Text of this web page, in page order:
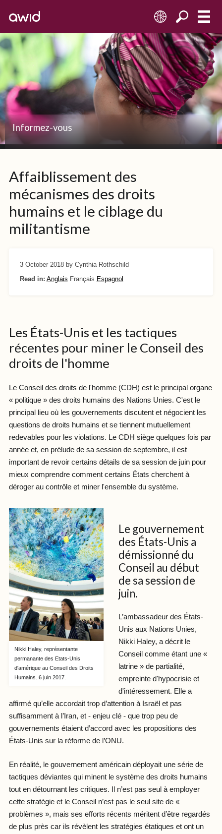
FR
Informez-vous
Affaiblissement des
mécanismes des droits
humains et le ciblage du
militantisme
3 October 2018 by Cynthia Rothschild
Read in: Anglais Français Espagnol
Les États-Unis et les tactiques
récentes pour miner le Conseil des
droits de l'homme
Le Conseil des droits de l'homme (CDH) est le principal organe
« politique » des droits humains des Nations Unies. C'est le
principal lieu où les gouvernements discutent et négocient les
questions de droits humains et se tiennent mutuellement
redevables pour les violations. Le CDH siège quelques fois par
année et, en prélude de sa session de septembre, il est
important de revoir certains détails de sa session de juin pour
mieux comprendre comment certains États cherchent à
déroger au contrôle et miner l'ensemble du système.
Nikki Haley, représentante
permanante des Etats-Unis
d'amérique au Conseil des Droits
Humains. 6 juin 2017.
Le gouvernement
des États-Unis a
démissionné du
Conseil au début
de sa session de
juin.
L’ambassadeur des États-
Unis aux Nations Unies,
Nikki Haley, a décrit le
Conseil comme étant une «
latrine » de partialité,
empreinte d'hypocrisie et
d'intéressement. Elle a
affirmé qu’elle accordait trop d’attention à Israël et pas
suffisamment à l’Iran, et - enjeu clé - que trop peu de
gouvernements étaient d’accord avec les propositions des
États-Unis sur la réforme de l’ONU.
En réalité, le gouvernement américain déployait une série de
tactiques déviantes qui minent le système des droits humains
tout en détournant les critiques. Il n’est pas seul à employer
cette stratégie et le Conseil n’est pas le seul site de «
problèmes », mais ses efforts récents méritent d’être regardés
de plus près car ils révèlent les stratégies étatiques et ont un